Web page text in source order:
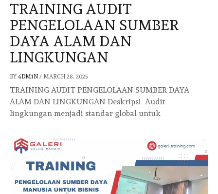
TRAINING AUDIT
PENGELOLAAN SUMBER
DAYA ALAM DAN
LINGKUNGAN
BY 4DM1N / MARCH 28, 2025
TRAINING AUDIT PENGELOLAAN SUMBER DAYA
ALAM DAN LINGKUNGAN Deskripsi Audit
lingkungan menjadi standar global untuk